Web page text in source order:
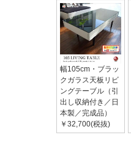
幅105cm・ブラッ
クガラス天板リビ
ングテーブル（引
出し収納付き／日
本製／完成品）
￥32,700(税抜)